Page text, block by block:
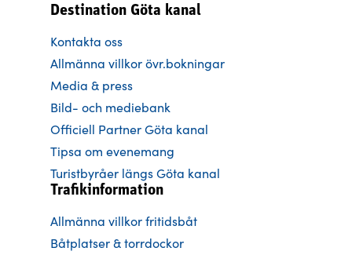
Destination Göta kanal
Kontakta oss
Allmänna villkor övr.bokningar
Media & press
Bild- och mediebank
Officiell Partner Göta kanal
Tipsa om evenemang
Turistbyråer längs Göta kanal
Trafikinformation
Allmänna villkor fritidsbåt
Båtplatser & torrdockor